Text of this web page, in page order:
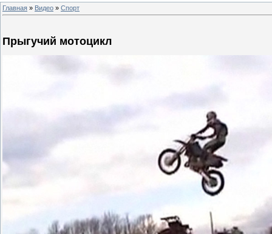
Главная » Видео » Спорт
Прыгучий мотоцикл